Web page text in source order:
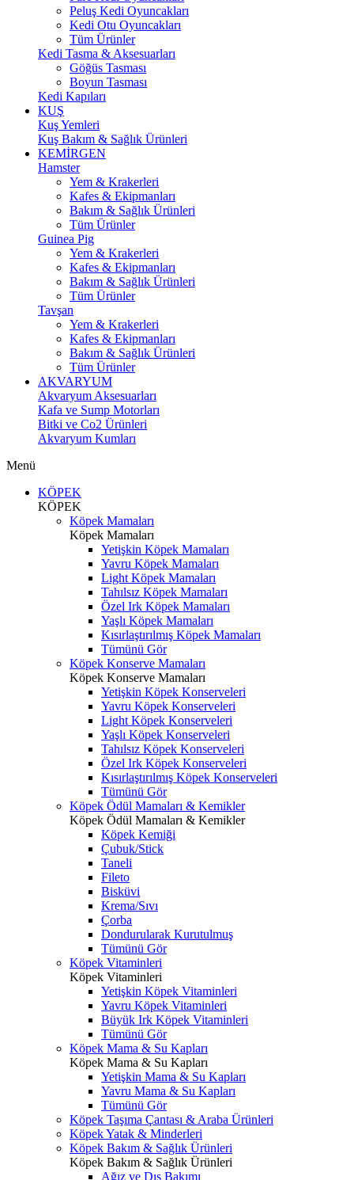
Peluş Kedi Oyuncakları
Kedi Otu Oyuncakları
Tüm Ürünler
Kedi Tasma & Aksesuarları
Göğüs Tasması
Boyun Tasması
Kedi Kapıları
KUŞ
Kuş Yemleri
Kuş Bakım & Sağlık Ürünleri
KEMİRGEN
Hamster
Yem & Krakerleri
Kafes & Ekipmanları
Bakım & Sağlık Ürünleri
Tüm Ürünler
Guinea Pig
Yem & Krakerleri
Kafes & Ekipmanları
Bakım & Sağlık Ürünleri
Tüm Ürünler
Tavşan
Yem & Krakerleri
Kafes & Ekipmanları
Bakım & Sağlık Ürünleri
Tüm Ürünler
AKVARYUM
Akvaryum Aksesuarları
Kafa ve Sump Motorları
Bitki ve Co2 Ürünleri
Akvaryum Kumları
Menü
KÖPEK
KÖPEK
Köpek Mamaları
Köpek Mamaları
Yetişkin Köpek Mamaları
Yavru Köpek Mamaları
Light Köpek Mamaları
Tahılsız Köpek Mamaları
Özel Irk Köpek Mamaları
Yaşlı Köpek Mamaları
Kısırlaştırılmış Köpek Mamaları
Tümünü Gör
Köpek Konserve Mamaları
Köpek Konserve Mamaları
Yetişkin Köpek Konserveleri
Yavru Köpek Konserveleri
Light Köpek Konserveleri
Yaşlı Köpek Konserveleri
Tahılsız Köpek Konserveleri
Özel Irk Köpek Konserveleri
Kısırlaştırılmış Köpek Konserveleri
Tümünü Gör
Köpek Ödül Mamaları & Kemikler
Köpek Ödül Mamaları & Kemikler
Köpek Kemiği
Çubuk/Stick
Taneli
Fileto
Bisküvi
Krema/Sıvı
Çorba
Dondurularak Kurutulmuş
Tümünü Gör
Köpek Vitaminleri
Köpek Vitaminleri
Yetişkin Köpek Vitaminleri
Yavru Köpek Vitaminleri
Büyük Irk Köpek Vitaminleri
Tümünü Gör
Köpek Mama & Su Kapları
Köpek Mama & Su Kapları
Yetişkin Mama & Su Kapları
Yavru Mama & Su Kapları
Tümünü Gör
Köpek Taşıma Çantası & Araba Ürünleri
Köpek Yatak & Minderleri
Köpek Bakım & Sağlık Ürünleri
Köpek Bakım & Sağlık Ürünleri
Ağız ve Dış Bakımı